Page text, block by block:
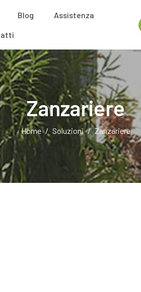
Blog Assistenza
Zanzariere
Home Soluzioni Zanzariere